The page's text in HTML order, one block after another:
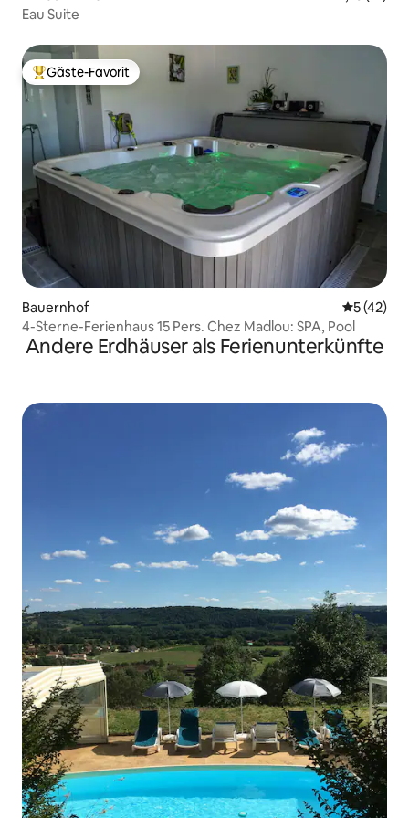
Eau Suite
Beliebter Gäste-Favorit.
Gäste-Favorit
Bauernhof
5 (42)
4-Sterne-Ferienhaus 15 Pers. Chez Madlou: SPA, Pool
Andere Erdhäuser als Ferienunterkünfte